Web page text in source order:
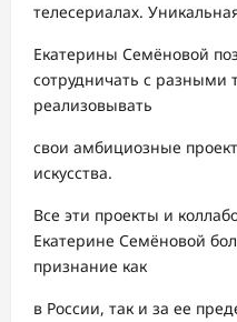
телесериалах.
Екатерины Семёновой
сотрудничать с разными
реализовывать
свои амбициозные
искусства.
Все эти проекты и
Екатерине Семёновой
признание как
в России, так и за ее